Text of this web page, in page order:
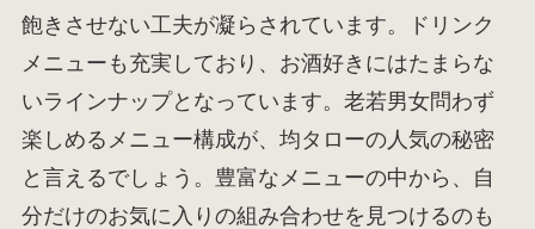
飽きさせない工夫が凝らされています。ドリンク
メニューも充実しており、お酒好きにはたまらな
いラインナップとなっています。老若男女問わず
楽しめるメニュー構成が、均タローの人気の秘密
と言えるでしょう。豊富なメニューの中から、自
分だけのお気に入りの組み合わせを見つけるのも